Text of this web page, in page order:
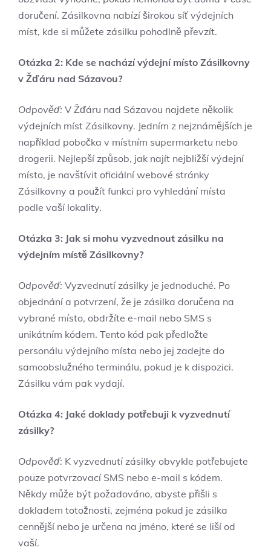
doručení. Zásilkovna nabízí širokou síť výdejních
míst, kde si můžete zásilku pohodlně převzít.
Otázka 2: Kde se nachází výdejní místo Zásilkovny
v Žďáru nad Sázavou?
Odpověď: V Žďáru nad Sázavou najdete několik
výdejních míst Zásilkovny. Jedním z nejznámějších je
například pobočka v místním supermarketu nebo
drogerii. Nejlepší způsob, jak najít nejbližší výdejní
místo, je navštívit oficiální webové stránky
Zásilkovny a použít funkci pro vyhledání místa
podle vaší lokality.
Otázka 3: Jak si mohu vyzvednout zásilku na
výdejním místě Zásilkovny?
Odpověď: Vyzvednutí zásilky je jednoduché. Po
objednání a potvrzení, že je zásilka doručena na
vybrané místo, obdržíte e-mail nebo SMS s
unikátním kódem. Tento kód pak předložte
personálu výdejního místa nebo jej zadejte do
samoobslužného terminálu, pokud je k dispozici.
Zásilku vám pak vydají.
Otázka 4: Jaké doklady potřebuji k vyzvednutí
zásilky?
Odpověď: K vyzvednutí zásilky obvykle potřebujete
pouze potvrzovací SMS nebo e-mail s kódem.
Někdy může být požadováno, abyste přišli s
dokladem totožnosti, zejména pokud je zásilka
cennější nebo je určena na jméno, které se liší od
vaší.